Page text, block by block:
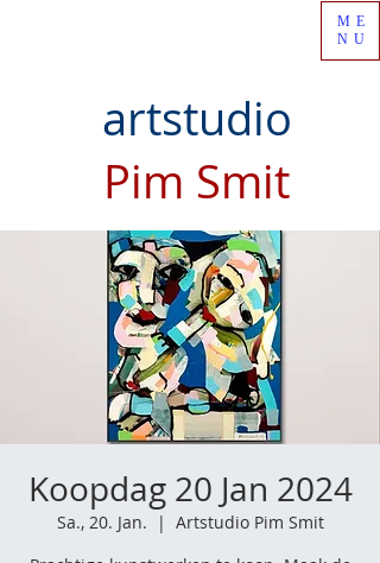
artstudio
Pim Smit
ME
NU
Koopdag 20 Jan 2024
Sa., 20. Jan.
  |
Artstudio Pim Smit